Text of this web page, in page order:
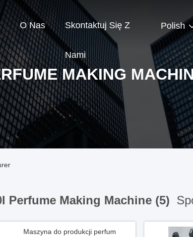
O Nas Skontaktuj Się Z
Nami
Polish
MAKING
Perfume Making Machine (5)
Maszyna do produkcji perfum